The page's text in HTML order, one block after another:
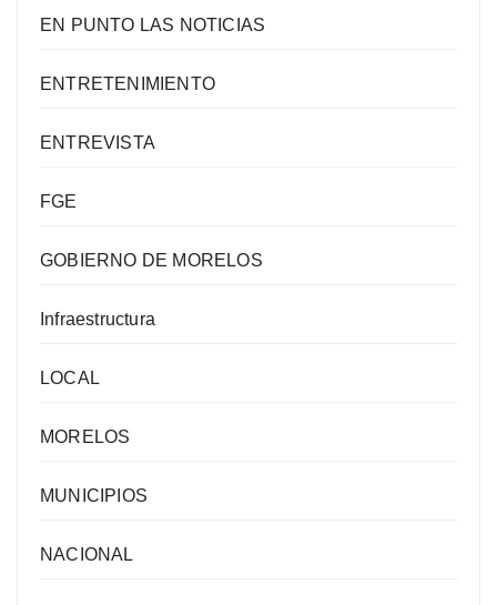
EN PUNTO LAS NOTICIAS
ENTRETENIMIENTO
ENTREVISTA
FGE
GOBIERNO DE MORELOS
Infraestructura
LOCAL
MORELOS
MUNICIPIOS
NACIONAL